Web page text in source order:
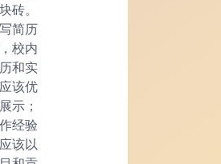
砖。
简历
校内
和实
该优
示；
经验
该以